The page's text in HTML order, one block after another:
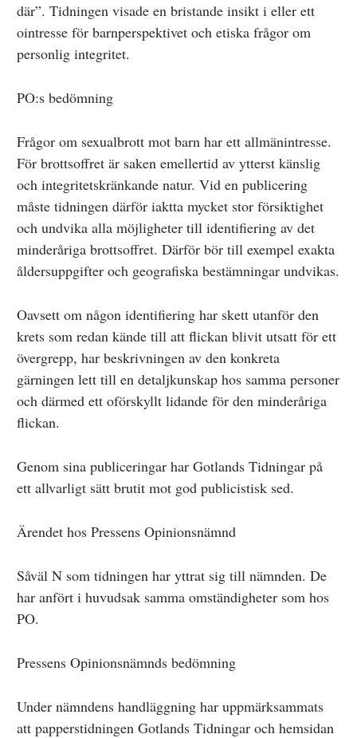
där”. Tidningen visade en bristande insikt i eller ett
ointresse för barnperspektivet och etiska frågor om
personlig integritet.
PO:s bedömning
Frågor om sexualbrott mot barn har ett allmänintresse.
För brottsoffret är saken emellertid av ytterst känslig
och integritetskränkande natur. Vid en publicering
måste tidningen därför iaktta mycket stor försiktighet
och undvika alla möjligheter till identifiering av det
minderåriga brottsoffret. Därför bör till exempel exakta
åldersuppgifter och geografiska bestämningar undvikas.
Oavsett om någon identifiering har skett utanför den
krets som redan kände till att flickan blivit utsatt för ett
övergrepp, har beskrivningen av den konkreta
gärningen lett till en detaljkunskap hos samma personer
och därmed ett oförskyllt lidande för den minderåriga
flickan.
Genom sina publiceringar har Gotlands Tidningar på
ett allvarligt sätt brutit mot god publicistisk sed.
Ärendet hos Pressens Opinionsnämnd
Såväl N som tidningen har yttrat sig till nämnden. De
har anfört i huvudsak samma omständigheter som hos
PO.
Pressens Opinionsnämnds bedömning
Under nämndens handläggning har uppmärksammats
att papperstidningen Gotlands Tidningar och hemsidan